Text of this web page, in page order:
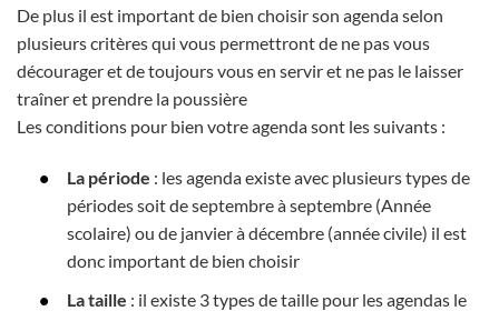
De plus il est important de bien choisir son agenda selon
plusieurs critères qui vous permettront de ne pas vous
décourager et de toujours vous en servir et ne pas le laisser
traîner et prendre la poussière
Les conditions pour bien votre agenda sont les suivants :
La période : les agenda existe avec plusieurs types de
périodes soit de septembre à septembre (Année
scolaire) ou de janvier à décembre (année civile) il est
donc important de bien choisir
La taille : il existe 3 types de taille pour les agendas le